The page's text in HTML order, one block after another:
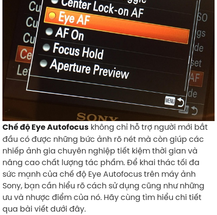
Chế độ Eye Autofocus không chỉ hỗ trợ người mới bắt
đầu có được những bức ảnh rõ nét mà còn giúp các
nhiếp ảnh gia chuyên nghiệp tiết kiệm thời gian và
nâng cao chất lượng tác phẩm. Để khai thác tối đa
sức mạnh của chế độ Eye Autofocus trên máy ảnh
Sony, bạn cần hiểu rõ cách sử dụng cũng như những
ưu và nhược điểm của nó. Hãy cùng tìm hiểu chi tiết
qua bài viết dưới đây.